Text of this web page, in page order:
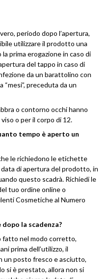
periodo dopo l’apertura,
utilizzare il prodotto una
prima erogazione in caso di
del tappo in caso di
da un barattolino con
“mesi”, preceduta da un
o contorno occhi hanno
o per il corpo di 12.
tempo è aperto un
le richiedono le etichette
di apertura del prodotto, in
questo scadrà. Richiedi le
tuo ordine online o
Cosmetiche al Numero
la scadenza?
fatto nel modo corretto,
prima dell’utilizzo, il
un posto fresco e asciutto,
si è prestato, allora non si